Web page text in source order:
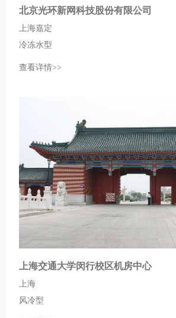
北京光环新网科技股份有限公司
上海嘉定
冷冻水型
查看详情>>
上海交通大学闵行校区机房中心
上海
风冷型